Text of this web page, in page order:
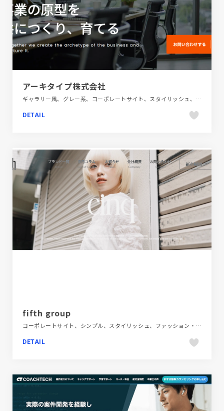
アーキタイプ株式会社
ギャラリー風、グレー系、コーポレートサイト、スタイリッシュ、ホワイト系、大きめ写真、金融・法律・人材・専門職
DETAIL
fifth group
コーポレートサイト、シンプル、スタイリッシュ、ファッション・ビューティー、フラットデザイン、ホワイト系
DETAIL